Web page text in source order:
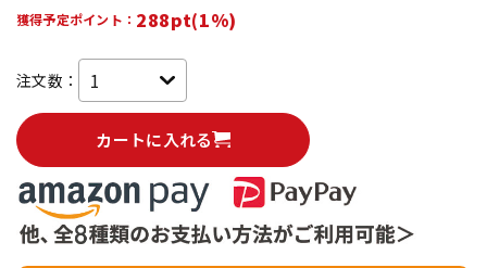
獲得予定ポイント： 288pt(1%)
注文数：
カートに入れる